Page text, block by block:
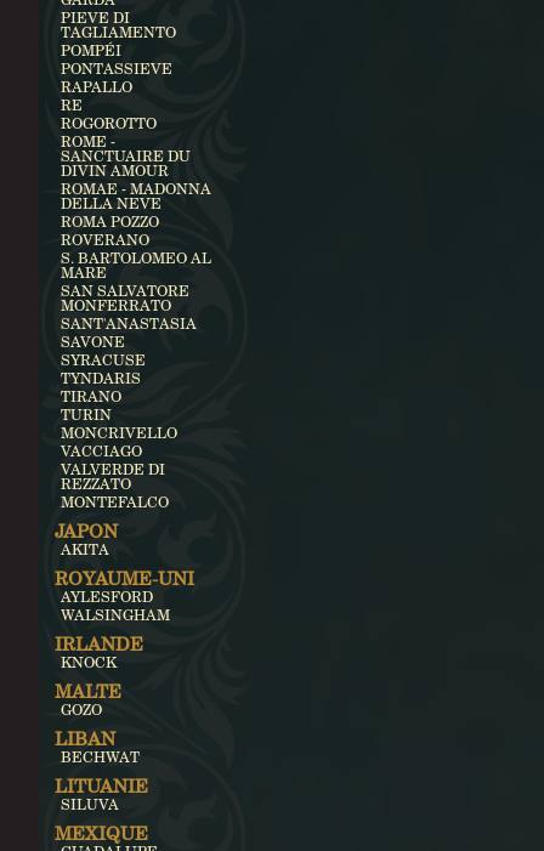
PIEVE DI
TAGLIAMENTO
POMPÉI
PONTASSIEVE
RAPALLO
RE
ROGOROTTO
ROME -
SANCTUAIRE DU
DIVIN AMOUR
ROMAE - MADONNA
DELLA NEVE
ROMA POZZO
ROVERANO
S. BARTOLOMEO AL
MARE
SAN SALVATORE
MONFERRATO
SANT'ANASTASIA
SAVONE
SYRACUSE
TYNDARIS
TIRANO
TURIN
MONCRIVELLO
VACCIAGO
VALVERDE DI
REZZATO
MONTEFALCO
JAPON
AKITA
ROYAUME-UNI
AYLESFORD
WALSINGHAM
IRLANDE
KNOCK
MALTE
GOZO
LIBAN
BECHWAT
LITUANIE
SILUVA
MEXIQUE